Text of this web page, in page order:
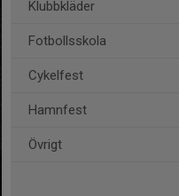
Klubbkläder
Fotbollsskola
Cykelfest
Hamnfest
Övrigt